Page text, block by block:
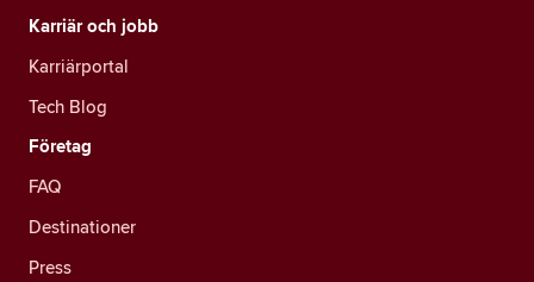
Karriär och jobb
Karriärportal
Tech Blog
Företag
FAQ
Destinationer
Press